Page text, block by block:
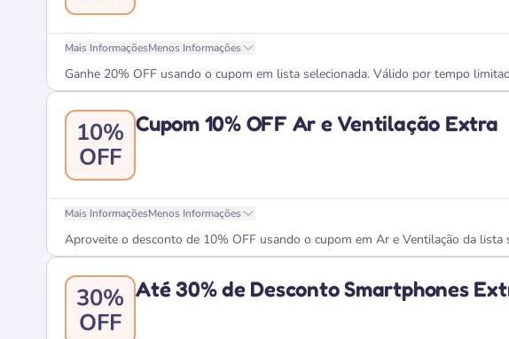
Mais InformaçõesMenos Informações
Ganhe 20% OFF usando o cupom em lista selecionada. Válido por tempo
10%
OFF
Cupom 10% OFF Ar e Ventilação Extra
Mais InformaçõesMenos Informações
Aproveite o desconto de 10% OFF usando o cupom em Ar e Ventilação da
30%
OFF
Até 30% de Desconto Smartphones